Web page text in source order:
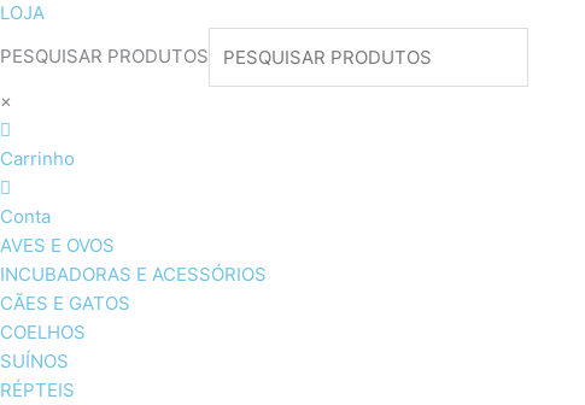
LOJA
PESQUISAR PRODUTOS
×
Carrinho
Conta
AVES E OVOS
INCUBADORAS E ACESSÓRIOS
CÃES E GATOS
COELHOS
SUÍNOS
RÉPTEIS